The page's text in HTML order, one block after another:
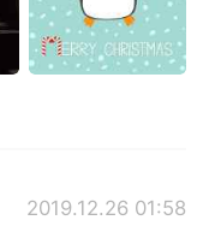
2019.12.26 01:58